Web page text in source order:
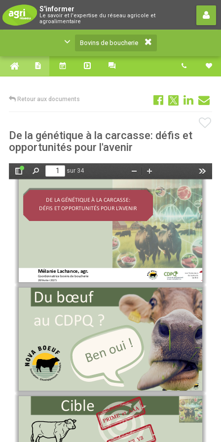
S'informer
Le savoir et l'expertise du réseau agricole et
agroalimentaire
Bovins de boucherie
Le savoir et l'expertise du réseau agricole et
agroalimentaire
Bovins de boucherie
Retour aux documents
De la génétique à la carcasse: défis et
opportunités pour l'avenir
Afficher/Masquer
panneau
Rechercher
sur 34
Outils
ZoomZoom
DE LA GÉNÉTIQUE À LA CARCASSE:
DÉFIS ET OPPORTUNITÉS POUR L’AVENIR
Mélanie Lachance, agr.
Coordonnatrice bovins de boucherie
28 février 2025
Du bœuf
au CDPQ ?
Cible